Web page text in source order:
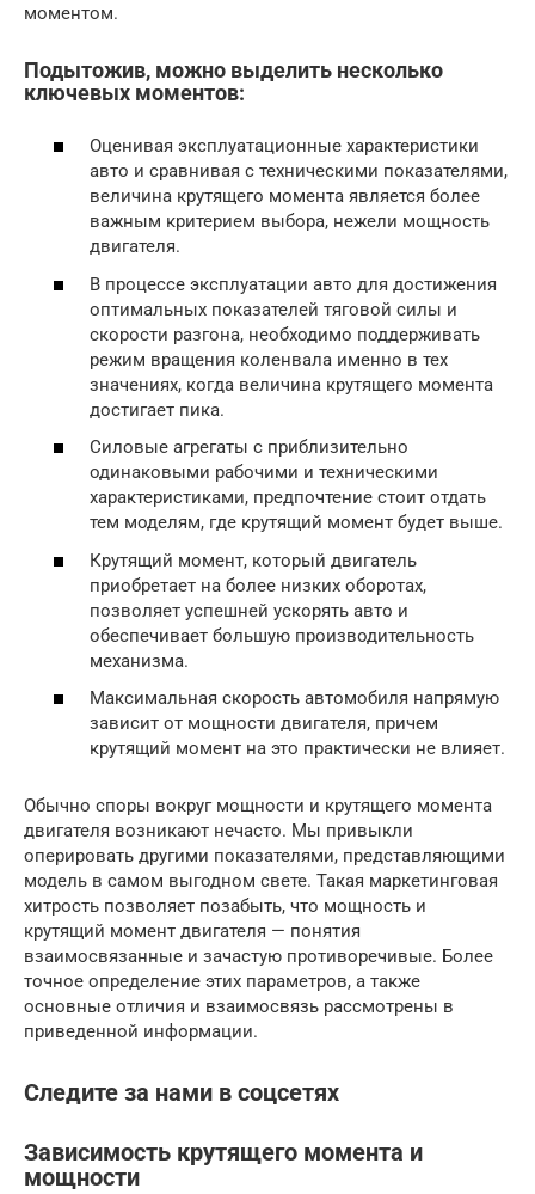
моментом.
Подытожив, можно выделить несколько
ключевых моментов:
Оценивая эксплуатационные характеристики
авто и сравнивая с техническими показателями,
величина крутящего момента является более
важным критерием выбора, нежели мощность
двигателя.
В процессе эксплуатации авто для достижения
оптимальных показателей тяговой силы и
скорости разгона, необходимо поддерживать
режим вращения коленвала именно в тех
значениях, когда величина крутящего момента
достигает пика.
Силовые агрегаты с приблизительно
одинаковыми рабочими и техническими
характеристиками, предпочтение стоит отдать
тем моделям, где крутящий момент будет выше.
Крутящий момент, который двигатель
приобретает на более низких оборотах,
позволяет успешней ускорять авто и
обеспечивает большую производительность
механизма.
Максимальная скорость автомобиля напрямую
зависит от мощности двигателя, причем
крутящий момент на это практически не влияет.
Обычно споры вокруг мощности и крутящего момента
двигателя возникают нечасто. Мы привыкли
оперировать другими показателями, представляющими
модель в самом выгодном свете. Такая маркетинговая
хитрость позволяет позабыть, что мощность и
крутящий момент двигателя — понятия
взаимосвязанные и зачастую противоречивые. Более
точное определение этих параметров, а также
основные отличия и взаимосвязь рассмотрены в
приведенной информации.
Следите за нами в соцсетях
Зависимость крутящего момента и
мощности